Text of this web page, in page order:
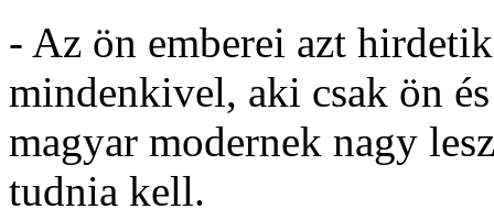
- Az ön emberei azt
mindenkivel, aki csak ön
magyar modernek nagy
tudnia kell.